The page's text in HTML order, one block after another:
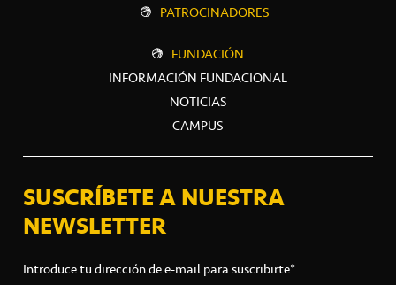
PATROCINADORES
FUNDACIÓN
INFORMACIÓN FUNDACIONAL
NOTICIAS
CAMPUS
SUSCRÍBETE A NUESTRA
NEWSLETTER
Introduce tu dirección de e-mail para suscribirte*